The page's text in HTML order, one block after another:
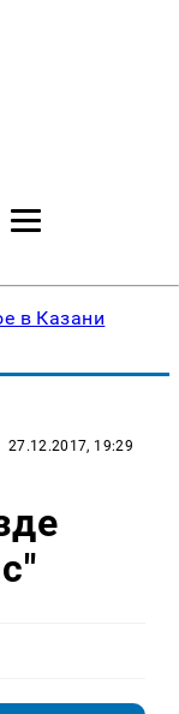
в Казани
27.12.2017, 19:29